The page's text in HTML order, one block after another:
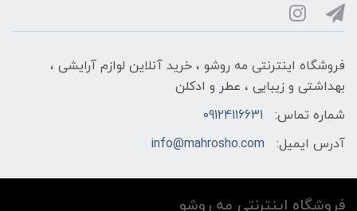
فروشگاه اینترنتی مه‌ رو‌شو ، خرید آنلاین لوازم آرایشی ،
بهداشتی و زیبایی ، عطر و ادکلن
شماره تماس:
09124116631
آدرس ایمیل:
info@mahrosho.com
فروشگاه اینترنتی مه‌ رو‌شو